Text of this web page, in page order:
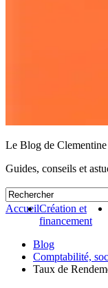
Le Blog de Clementine
Guides, conseils et
AccueilCréation et
financement
Blog
Comptabilité,
Taux de